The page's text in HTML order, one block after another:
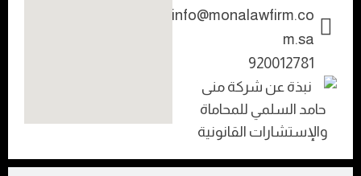
info@monalawfirm.co
m.sa
920012781